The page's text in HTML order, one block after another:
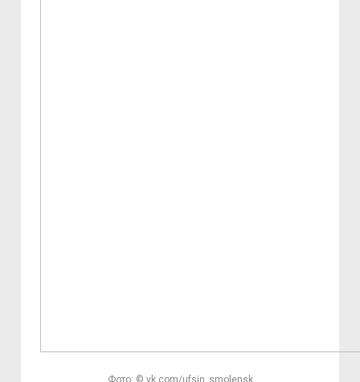
Фото: © vk.com/ufsin_smolensk